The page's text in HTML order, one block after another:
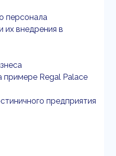
персонала
их внедрения в
примере Regal Palace
предприятия